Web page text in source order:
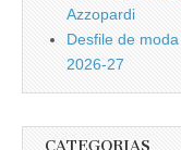
Azzopardi
Desfile de
2026-27